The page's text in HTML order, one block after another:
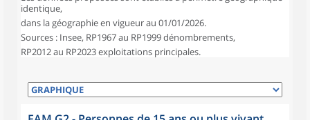
identique,
dans la géographie en vigueur au 01/01/2026.
Sources : Insee, RP1967 au RP1999 dénombrements,
RP2012 au RP2023 exploitations principales.